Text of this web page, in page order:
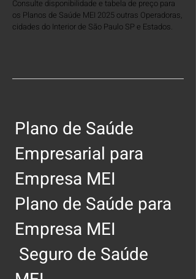
Consulte disponibilidade e tabela de preço para
os Planos de Saúde MEI 2025 outras Operadoras,
cidades do Interior de São Paulo SP e Estados.
Plano de Saúde
Empresarial para
Empresa MEI
Plano de Saúde para
Empresa MEI
Seguro de Saúde